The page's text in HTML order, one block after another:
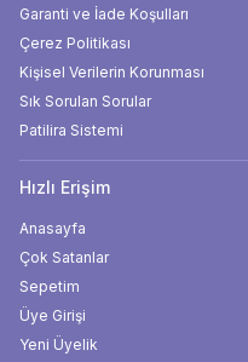
Garanti ve İade Koşulları
Çerez Politikası
Kişisel Verilerin Korunması
Sık Sorulan Sorular
Patilira Sistemi
Hızlı Erişim
Anasayfa
Çok Satanlar
Sepetim
Üye Girişi
Yeni Üyelik